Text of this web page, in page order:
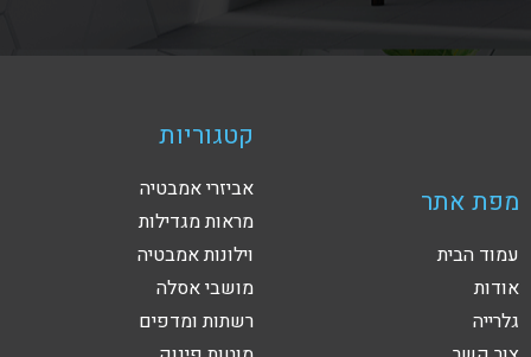
מפת אתר
עמוד הבית
אודות
גלרייה
קטגוריות
אביזרי אמבטיה
מראות מגדילות
וילונות אמבטיה
מושבי אסלה
רשתות ומדפים